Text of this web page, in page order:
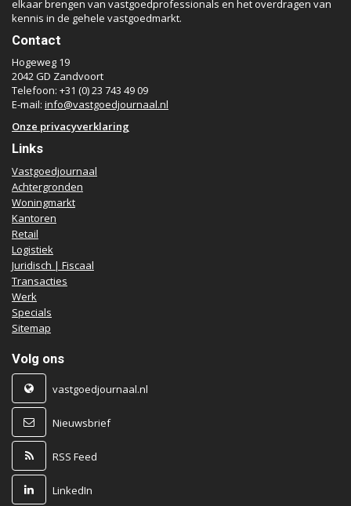
elkaar brengen van vastgoedprofessionals en het overdragen van
kennis in de gehele vastgoedmarkt.
Contact
Hogeweg 19
2042 GD Zandvoort
Telefoon: +31 (0) 23 743 49 09
E-mail: info@vastgoedjournaal.nl
Onze privacyverklaring
Links
Vastgoedjournaal
Achtergronden
Woningmarkt
Kantoren
Retail
Logistiek
Juridisch | Fiscaal
Transacties
Werk
Specials
Sitemap
Volg ons
vastgoedjournaal.nl
Nieuwsbrief
RSS Feed
LinkedIn